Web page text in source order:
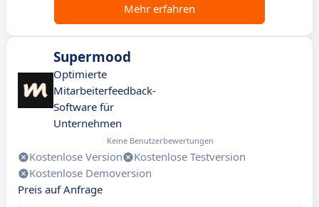
Mehr erfahren
Supermood
Optimierte
Mitarbeiterfeedback-
Software für
Unternehmen
Keine Benutzerbewertungen
Kostenlose Version
Kostenlose Testversion
Kostenlose Demoversion
Preis auf Anfrage